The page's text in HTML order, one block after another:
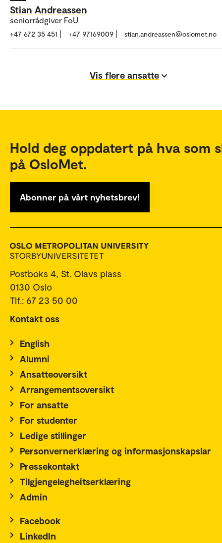
Stian Andreassen
seniorrådgiver FoU
+47 672 35 451 +47 97169009 stian.andreassen@oslomet.no
Vis flere ansatte
Hold deg oppdatert på hva som
på OsloMet.
Abonner på vårt nyhetsbrev!
Postboks 4, St. Olavs plass
0130 Oslo
Tlf.: 67 23 50 00
Kontakt oss
English
Alumni
Ansatteoversikt
Arrangementsoversikt
For ansatte
For studenter
Ledige stillinger
Personvernerklæring og informasjonskapslar
Pressekontakt
Tilgjengelegheitserklæring
Admin
Facebook
LinkedIn